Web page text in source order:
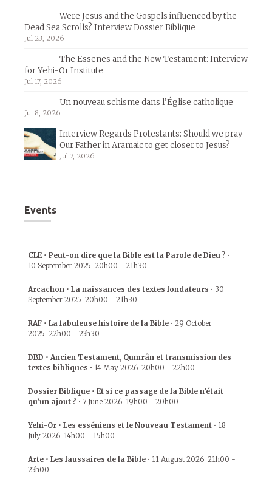
Were Jesus and the Gospels influenced by the
Dead Sea Scrolls? Interview Dossier Biblique
Jul 23, 2026
The Essenes and the New Testament: Interview
for Yehi-Or Institute
Jul 17, 2026
Un nouveau schisme dans l’Église catholique
Jul 8, 2026
Interview Regards Protestants: Should we pray
Our Father in Aramaic to get closer to Jesus?
Jul 7, 2026
Events
CLE • Peut-on dire que la Bible est la Parole de Dieu ? •
10 September 2025 20h00 - 21h30
Arcachon • La naissances des textes fondateurs • 30
September 2025 20h00 - 21h30
RAF • La fabuleuse histoire de la Bible • 29 October
2025 22h00 - 23h30
DBD • Ancien Testament, Qumrân et transmission des
textes bibliques • 14 May 2026 20h00 - 22h00
Dossier Biblique • Et si ce passage de la Bible n’était
qu’un ajout ? • 7 June 2026 19h00 - 20h00
Yehi-Or • Les esséniens et le Nouveau Testament • 18
July 2026 14h00 - 15h00
Arte • Les faussaires de la Bible • 11 August 2026 21h00 -
23h00